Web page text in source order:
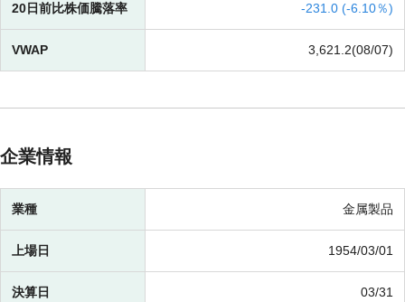
20日前比株価騰落率 -231.0 (-6.10％)
VWAP 3,621.2(08/07)
企業情報
業種 金属製品
上場日 1954/03/01
決算日 03/31